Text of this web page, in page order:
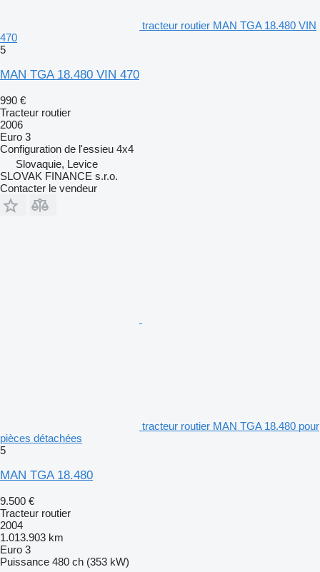
tracteur routier MAN TGA 18.480 VIN
470
5
MAN TGA 18.480 VIN 470
990 €
Tracteur routier
2006
Euro 3
Configuration de l'essieu 4x4
Slovaquie, Levice
SLOVAK FINANCE s.r.o.
Contacter le vendeur
tracteur routier MAN TGA 18.480 pour
pièces détachées
5
MAN TGA 18.480
9.500 €
Tracteur routier
2004
1.013.903 km
Euro 3
Puissance 480 ch (353 kW)